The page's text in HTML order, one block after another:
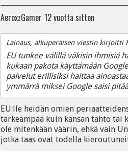
AeroxzGamer 12 vuotta sitten
Lainaus, alkuperäisen viestin kirjoitti
EU tunkee välillä väkisin ihmisiä
kukaan pakota käyttämään
palvelut erillisiksi haittaa
ymmärrä miksei Google saisi
EU:lle heidän omien
tärkeämpää kuin kansan tahto tai
ole mitenkään väärin, ehkä vain
jotka taas ovat todella